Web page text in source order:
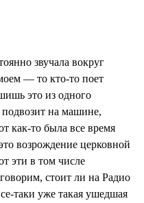
звучала вокруг
— то кто-то поет
это из одного
подвозит на машине,
как-то была все время
возрождение церковной
эти в том числе
стоит ли на Радио
таки уже такая ушедшая